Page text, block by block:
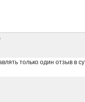
только один отзыв в